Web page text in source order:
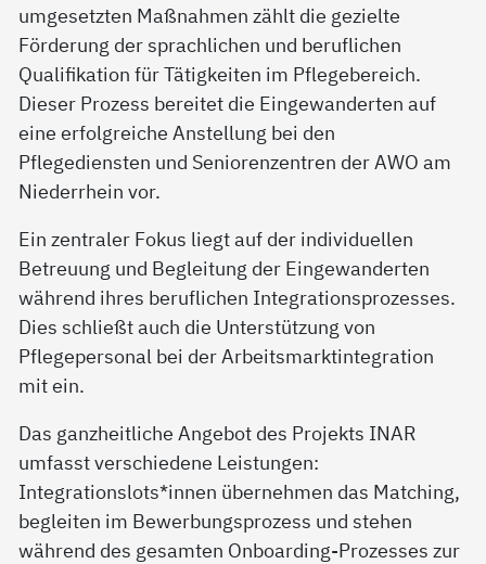
umgesetzten Maßnahmen zählt die gezielte
Förderung der sprachlichen und beruflichen
Qualifikation für Tätigkeiten im Pflegebereich.
Dieser Prozess bereitet die Eingewanderten auf
eine erfolgreiche Anstellung bei den
Pflegediensten und Seniorenzentren der AWO am
Niederrhein vor.
Ein zentraler Fokus liegt auf der individuellen
Betreuung und Begleitung der Eingewanderten
während ihres beruflichen Integrationsprozesses.
Dies schließt auch die Unterstützung von
Pflegepersonal bei der Arbeitsmarktintegration
mit ein.
Das ganzheitliche Angebot des Projekts INAR
umfasst verschiedene Leistungen:
Integrationslots*innen übernehmen das Matching,
begleiten im Bewerbungsprozess und stehen
während des gesamten Onboarding-Prozesses zur